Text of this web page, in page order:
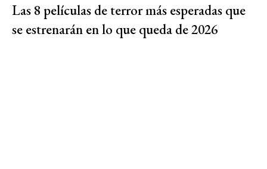
Las 8 películas de terror más esperadas que
se estrenarán en lo que queda de 2026